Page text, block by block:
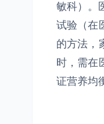
敏科）。
试验（在
的方法，
时，需在
证营养均